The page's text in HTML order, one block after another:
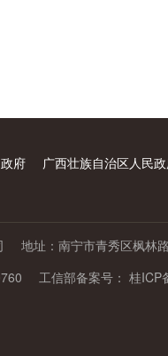
府
广西壮族自治区人民
地址：南宁市青秀区枫林
工信部备案号： 桂ICP